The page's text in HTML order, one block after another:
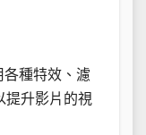
各種特效、濾
提升影片的視